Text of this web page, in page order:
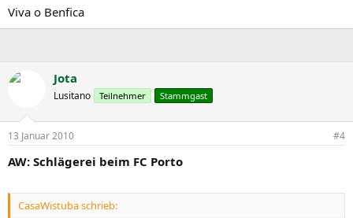
Viva o Benfica
Jota
Lusitano Teilnehmer Stammgast
13 Januar 2010 #4
AW: Schlägerei beim FC Porto
CasaWistuba schrieb: